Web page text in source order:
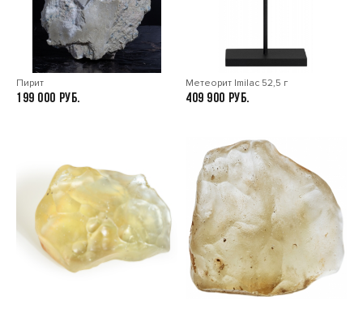
Пирит
199 000
Метеорит Imilac 52,5 г
409 900